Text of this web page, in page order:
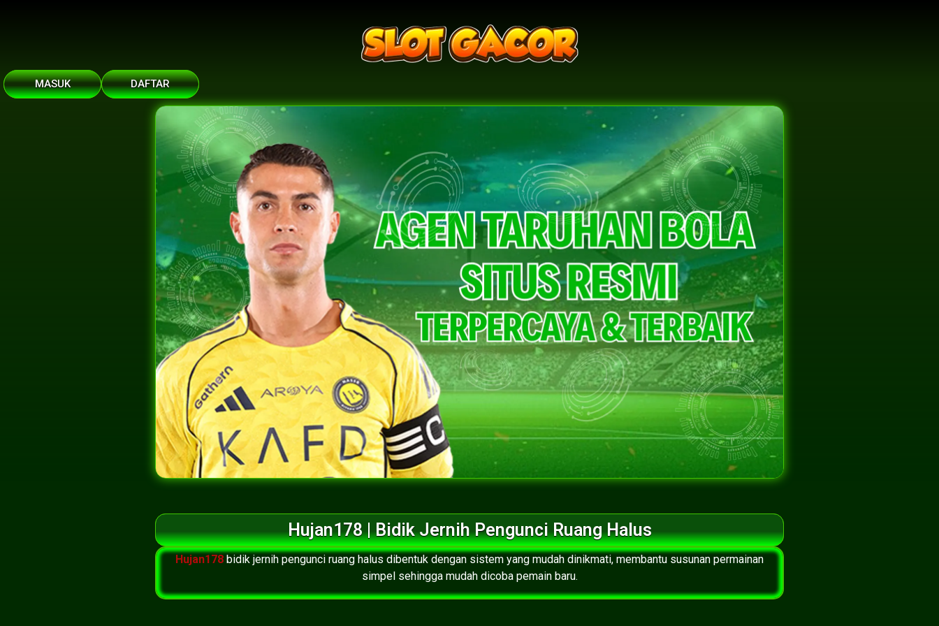
MASUK DAFTAR
Hujan178 | Bidik Jernih Pengunci Ruang Halus
Hujan178 bidik jernih pengunci ruang halus dibentuk dengan sistem yang mudah dinikmati, membantu susunan permainan
simpel sehingga mudah dicoba pemain baru.